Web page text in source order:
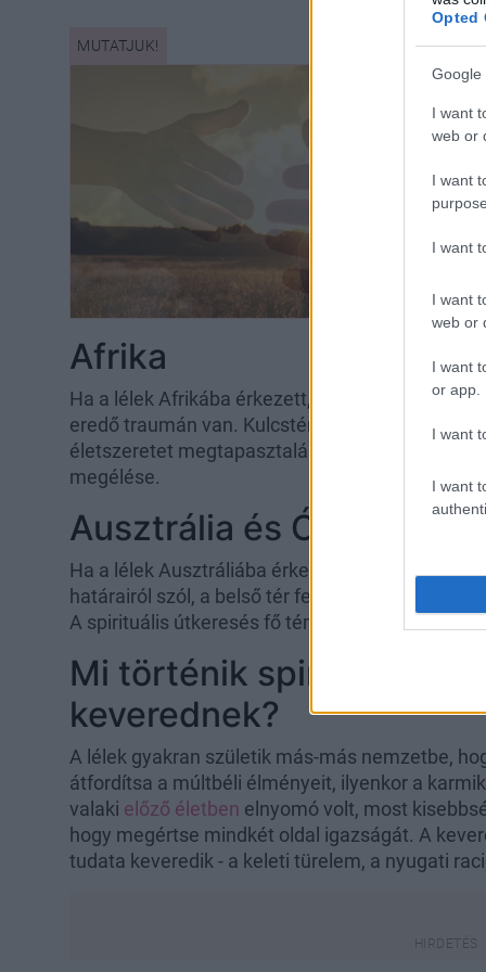
Opted
Google
I want
web or
I want
I want
I want
web or
I want
or app.
I want
I want
Afrika
Ha a lélek Afrikába érkezett, akkor a hangsúly a
eredő traumán van. Kulcstéma lehet az
életszeretet megtapasztalása. A spirituális
megélése.
Ausztrália és Óceánia
Ha a lélek Ausztráliába érkezett, akkor a
határairól szól, a belső tér felfedezéséről,
A spirituális útkeresés fő témája itt is a test-föld
Mi történik spirituálisan,
keverednek?
A lélek gyakran születik más-más nemzetbe,
átfordítsa a múltbéli élményeit, ilyenkor a
valaki előző életben elnyomó volt, most
hogy megértse mindkét oldal igazságát. A
tudata keveredik - a keleti türelem, a nyugati